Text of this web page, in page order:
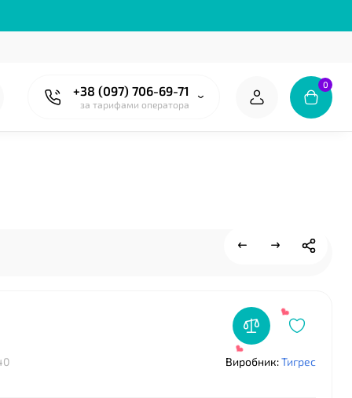
+38 (097) 706-69-71
за тарифами оператора
0
Виробник:Тигрес